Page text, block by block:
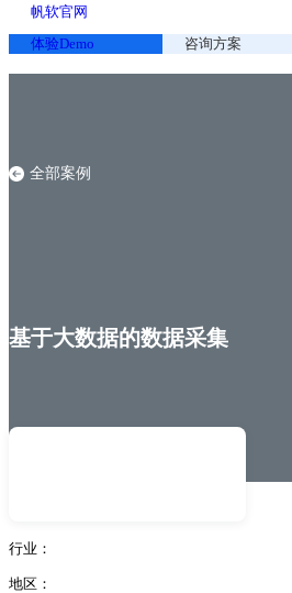
帆软官网
体验Demo
咨询方案
全部案例
基于大数据的数据采集
行业：
地区：